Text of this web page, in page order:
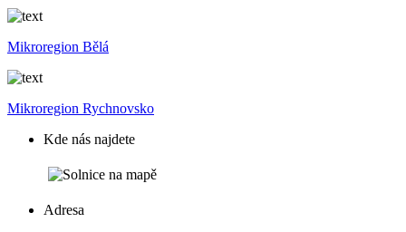
Mikroregion Bělá
Mikroregion Rychnovsko
Kde nás najdete
Adresa